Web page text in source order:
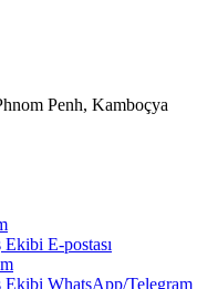
Penh, Kamboçya
Ekibi E-postası
Ekibi WhatsApp/Telegram